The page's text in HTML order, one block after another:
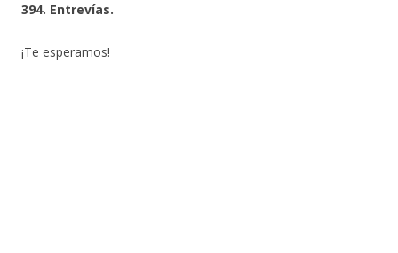
394. Entrevías.
¡Te esperamos!